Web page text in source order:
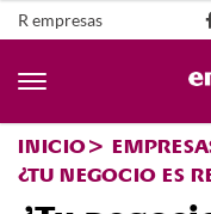
R empresas
INICIO
¿TU NEGOCIO ES